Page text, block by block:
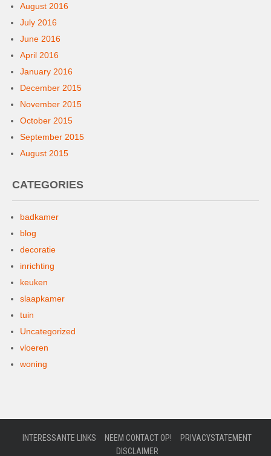
August 2016
July 2016
June 2016
April 2016
January 2016
December 2015
November 2015
October 2015
September 2015
August 2015
CATEGORIES
badkamer
blog
decoratie
inrichting
keuken
slaapkamer
tuin
Uncategorized
vloeren
woning
INTERESSANTE LINKS NEEM CONTACT OP!
PRIVACYSTATEMENT
DISCLAIMER